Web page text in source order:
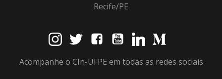
Recife/PE
Acompanhe o CIn-UFPE em todas as redes sociais